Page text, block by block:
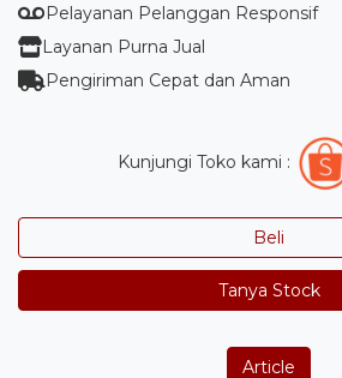
Pelayanan Pelanggan Responsif
Layanan Purna Jual
Pengiriman Cepat dan Aman
Kunjungi Toko kami :
Beli
Tanya Stock
Article